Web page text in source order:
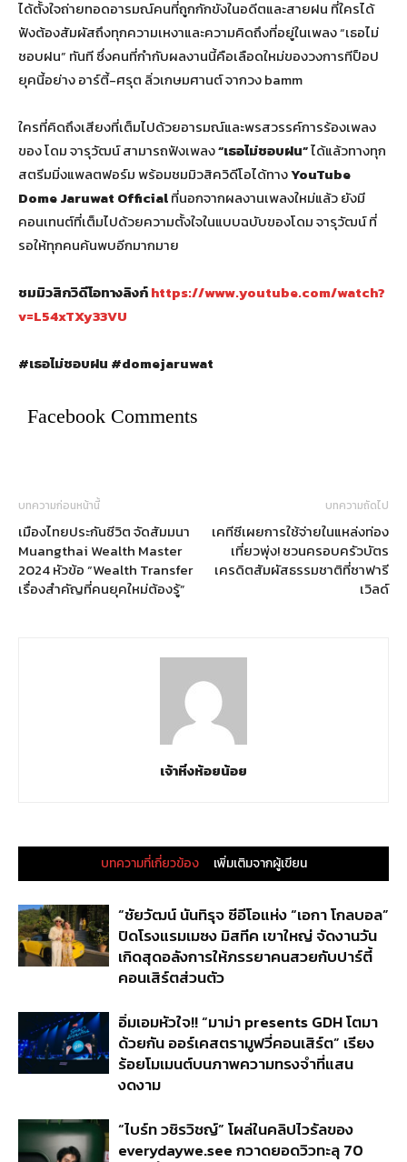
ได้ตั้งใจถ่ายทอดอารมณ์คนที่ถูกกักขังในอดีตและสายฝน ที่ใครได้
ฟังต้องสัมผัสถึงทุกความเหงาและความคิดถึงที่อยู่ในเพลง “เธอไม่
ชอบฝน” ทันที ซึ่งคนที่กำกับผลงานนี้คือเลือดใหม่ของวงการทีป็อป
ยุคนี้อย่าง อาร์ตี้-ศรุต ลิ่วเกษมศานต์ จากวง bamm
ใครที่คิดถึงเสียงที่เต็มไปด้วยอารมณ์และพรสวรรค์การร้องเพลง
ของ โดม จารุวัฒน์ สามารถฟังเพลง“เธอไม่ชอบฝน”ได้แล้วทางทุก
สตรีมมิ่งแพลตฟอร์ม พร้อมชมมิวสิควิดีโอได้ทางYouTube
Dome Jaruwat Officialที่นอกจากผลงานเพลงใหม่แล้ว ยังมี
คอนเทนต์ที่เต็มไปด้วยความตั้งใจในแบบฉบับของโดม จารุวัฒน์ ที่
รอให้ทุกคนค้นพบอีกมากมาย
ชมมิวสิกวิดีโอทางลิงก์https://www.youtube.com/watch?
v=L54xTXy33VU
#เธอไม่ชอบฝน #domejaruwat
Facebook Comments
บทความก่อนหน้านี้
เมืองไทยประกันชีวิต จัดสัมมนา
Muangthai Wealth Master
2024 หัวข้อ “Wealth Transfer
เรื่องสำคัญที่คนยุคใหม่ต้องรู้”
บทความถัดไป
เคทีซีเผยการใช้จ่ายในแหล่งท่อง
เที่ยวพุ่ง! ชวนครอบครัวบัตร
เครดิตสัมผัสธรรมชาติที่ซาฟารี
เวิลด์
เจ้าหิ่งห้อยน้อย
บทความที่เกี่ยวข้อง เพิ่มเติมจากผู้เขียน
“ชัยวัฒน์ นันทิรุจ ซีอีโอแห่ง “เอกา โกลบอล”
ปิดโรงแรมเมซง มิสทีค เขาใหญ่ จัดงานวัน
เกิดสุดอลังการให้ภรรยาคนสวยกับปาร์ตี้
คอนเสิร์ตส่วนตัว
อิ่มเอมหัวใจ!! “มาม่า presents GDH โตมา
ด้วยกัน ออร์เคสตรามูฟวี่คอนเสิร์ต” เรียง
ร้อยโมเมนต์บนภาพความทรงจำที่แสน
งดงาม
“ไบร์ท วชิรวิชญ์” โผล่ในคลิปไวรัลของ
everydaywe.see กวาดยอดวิวทะลุ 70